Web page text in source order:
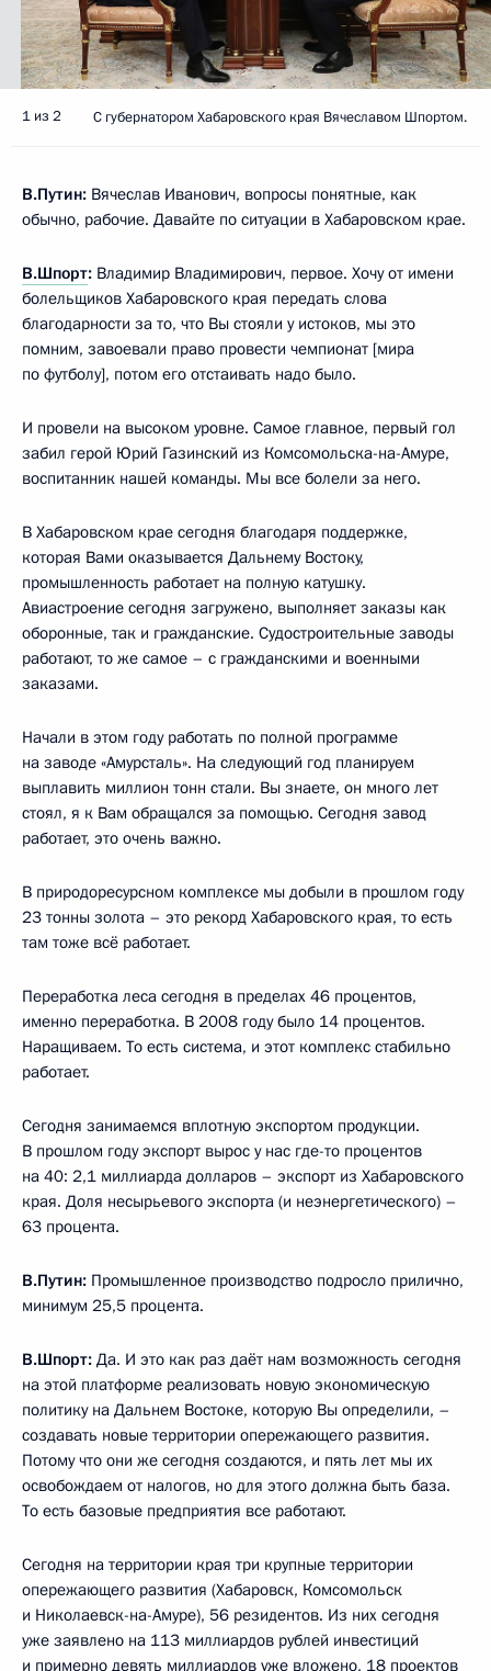
1 из 2 С губернатором Хабаровского края Вячеславом Шпортом.
В.Путин: Вячеслав Иванович, вопросы понятные, как
обычно, рабочие. Давайте по ситуации в Хабаровском крае.
В.Шпорт: Владимир Владимирович, первое. Хочу от имени
болельщиков Хабаровского края передать слова
благодарности за то, что Вы стояли у истоков, мы это
помним, завоевали право провести чемпионат [мира
по футболу], потом его отстаивать надо было.
И провели на высоком уровне. Самое главное, первый гол
забил герой Юрий Газинский из Комсомольска-на-Амуре,
воспитанник нашей команды. Мы все болели за него.
В Хабаровском крае сегодня благодаря поддержке,
которая Вами оказывается Дальнему Востоку,
промышленность работает на полную катушку.
Авиастроение сегодня загружено, выполняет заказы как
оборонные, так и гражданские. Судостроительные заводы
работают, то же самое – с гражданскими и военными
заказами.
Начали в этом году работать по полной программе
на заводе «Амурсталь». На следующий год планируем
выплавить миллион тонн стали. Вы знаете, он много лет
стоял, я к Вам обращался за помощью. Сегодня завод
работает, это очень важно.
В природоресурсном комплексе мы добыли в прошлом году
23 тонны золота – это рекорд Хабаровского края, то есть
там тоже всё работает.
Переработка леса сегодня в пределах 46 процентов,
именно переработка. В 2008 году было 14 процентов.
Наращиваем. То есть система, и этот комплекс стабильно
работает.
Сегодня занимаемся вплотную экспортом продукции.
В прошлом году экспорт вырос у нас где-то процентов
на 40: 2,1 миллиарда долларов – экспорт из Хабаровского
края. Доля несырьевого экспорта (и неэнергетического) –
63 процента.
В.Путин: Промышленное производство подросло прилично,
минимум 25,5 процента.
В.Шпорт: Да. И это как раз даёт нам возможность сегодня
на этой платформе реализовать новую экономическую
политику на Дальнем Востоке, которую Вы определили, –
создавать новые территории опережающего развития.
Потому что они же сегодня создаются, и пять лет мы их
освобождаем от налогов, но для этого должна быть база.
То есть базовые предприятия все работают.
Сегодня на территории края три крупные территории
опережающего развития (Хабаровск, Комсомольск
и Николаевск-на-Амуре), 56 резидентов. Из них сегодня
уже заявлено на 113 миллиардов рублей инвестиций
и примерно девять миллиардов уже вложено, 18 проектов